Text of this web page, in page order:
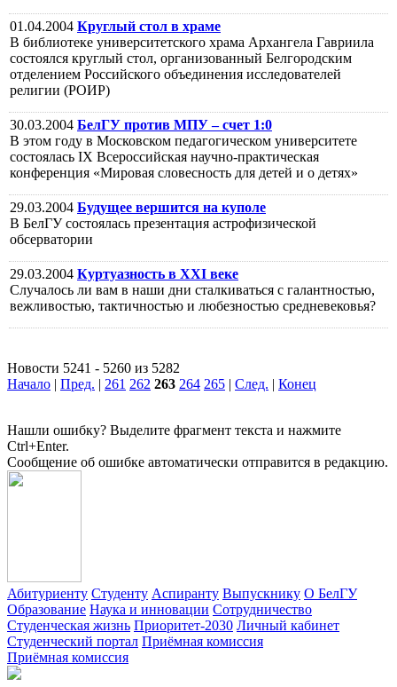
01.04.2004 Круглый стол в храме
В библиотеке университетского храма Архангела Гавриила
состоялся круглый стол, организованный Белгородским
отделением Российского объединения исследователей
религии (РОИР)
30.03.2004 БелГУ против МПУ – счет 1:0
В этом году в Московском педагогическом университете
состоялась IX Всероссийская научно-практическая
конференция «Мировая словесность для детей и о детях»
29.03.2004 Будущее вершится на куполе
В БелГУ состоялась презентация астрофизической
обсерватории
29.03.2004 Куртуазность в XXI веке
Случалось ли вам в наши дни сталкиваться с галантностью,
вежливостью, тактичностью и любезностью средневековья?
Новости 5241 - 5260 из 5282
Начало | Пред. | 261 262 263 264 265 | След. | Конец
Нашли ошибку? Выделите фрагмент текста и нажмите
Ctrl+Enter.
Сообщение об ошибке автоматически отправится в редакцию.
Абитуриенту Студенту Аспиранту Выпускнику О БелГУ
Образование Наука и инновации Сотрудничество
Студенческая жизнь Приоритет-2030 Личный кабинет
Студенческий портал Приёмная комиссия
Приёмная комиссия